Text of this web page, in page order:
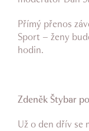
Přímý přenos
Sport – ženy
hodin.
Zdeněk Štybar
Už o den dřív se